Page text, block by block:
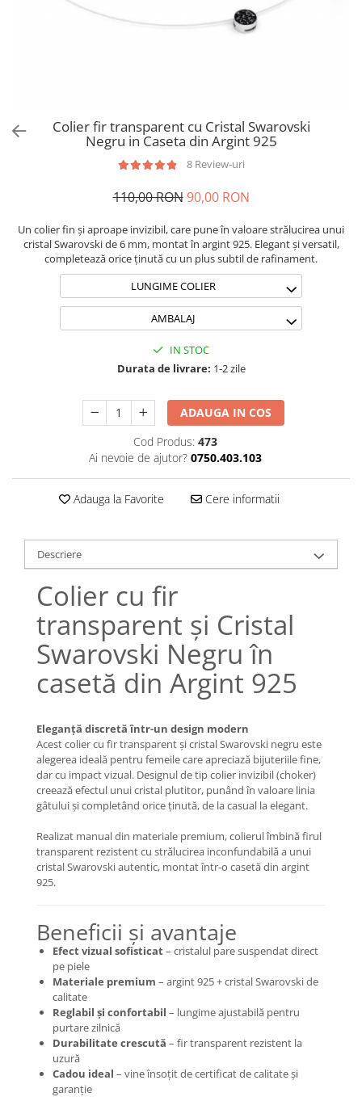
Coliere Transparente cu Stea
Coliere Transparente cu Soare
Coliere Transparente cu Flori
Coliere Transparente cu Animale
Coliere Transparente cu Pietre
Coliere Transparente Diverse
LĂNȚIȘOARE ARGINT
Lănțișoare cu Inimioare
Lănțișoare cu Cruce
Lănțișoare cu Semilună
Lănțișoare cu Animale
Lănțișoare cu Molecule
Lănțișoare cu Pietre Naturale
COLIERE CU PERLE
Coliere cu Perle Preciosa
COLIERE ȘNUR REGLABIL
Coliere cu Inimioare
Coliere cu Cruce
Coliere cu Stea
Coliere cu Soare
Coliere cu Semilună
Coliere cu Zodii
Coliere cu Animale
Coliere cu Molecule
Coliere Diverse
BRĂȚĂRI
Brățări din Aur cu șnur reglabil
Brățări din Argint cu șnur reglabil
BRĂȚĂRI CU PIETRE SEMIPREȚIOASE
Brățări din Argint cu pietre
semiprețioase
Brățări elastice cu pietre
semiprețioase
BRĂȚĂRI DE PICIOR
Brățări de picior din Aur
Brățări de picior din Argint
COLIERE
Brățări din Argint cu pietre
Colier fir transparent cu Cristal Swarovski
Negru in Caseta din Argint 925
8 Review-uri
110,00 RON 90,00 RON
Un colier fin și aproape invizibil, care pune în valoare strălucirea unui
cristal Swarovski de 6 mm, montat în argint 925. Elegant și versatil,
completează orice ținută cu un plus subtil de rafinament.
LUNGIME COLIER
AMBALAJ
IN STOC
Durata de livrare: 1-2 zile
ADAUGA IN COS
Cod Produs: 473
Ai nevoie de ajutor? 0750.403.103
Adauga la Favorite Cere informatii
Descriere
Colier cu fir
transparent și Cristal
Swarovski Negru în
casetă din Argint 925
Eleganță discretă într-un design modern
Acest colier cu fir transparent și cristal Swarovski negru este
alegerea ideală pentru femeile care apreciază bijuteriile fine,
dar cu impact vizual. Designul de tip colier invizibil (choker)
creează efectul unui cristal plutitor, punând în valoare linia
gâtului și completând orice ținută, de la casual la elegant.
Realizat manual din materiale premium, colierul îmbină firul
transparent rezistent cu strălucirea inconfundabilă a unui
cristal Swarovski autentic, montat într-o casetă din argint
925.
Beneficii și avantaje
Efect vizual sofisticat– cristalul pare suspendat direct
pe piele
Materiale premium – argint 925 + cristal Swarovski de
calitate
Reglabil și confortabil – lungime ajustabilă pentru
purtare zilnică
Durabilitate crescută – fir transparent rezistent la
uzură
Cadou ideal – vine însoțit de certificat de calitate și
garanție